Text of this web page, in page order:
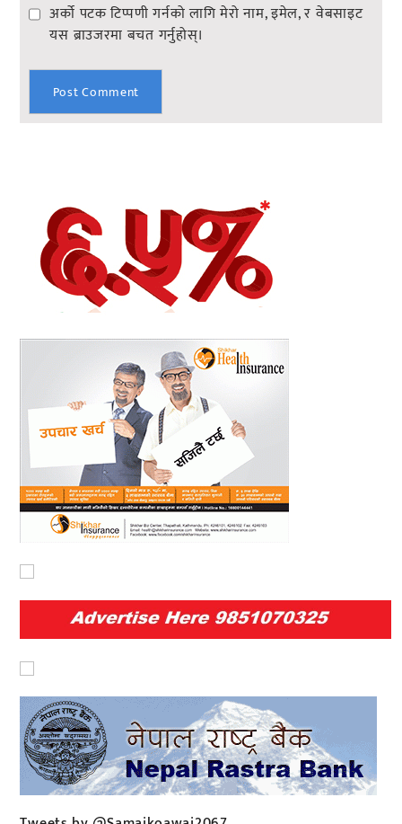
अर्को पटक टिप्पणी गर्नको लागि मेरो नाम, इमेल, र वेबसाइट
यस ब्राउजरमा बचत गर्नुहोस्।